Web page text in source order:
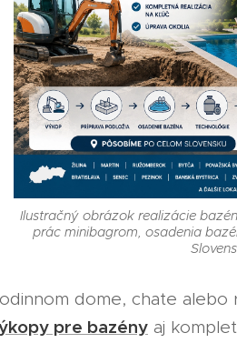
Ilustračný obrázok realizácie
prác minibagrom, osadenia
dome, chate
pre bazény aj